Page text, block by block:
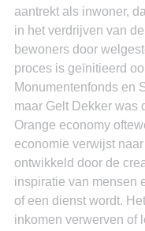
aantrekt als inwoner,
in het verdrijven van
bewoners door
proces is geïnitieerd
Monumentenfonds en
maar Gelt Dekker was
Orange economy
economie verwijst
ontwikkeld door de
inspiratie van mensen
of een dienst wordt.
inkomen verwerven of